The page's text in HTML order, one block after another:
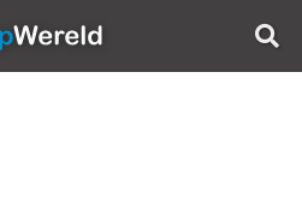
AppWereld